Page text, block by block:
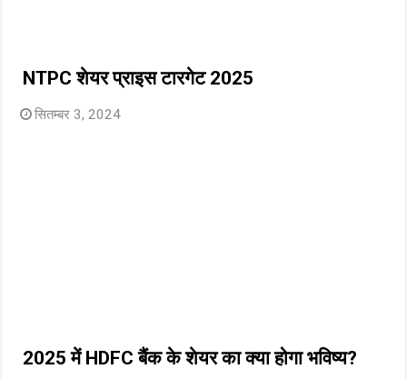
NTPC शेयर प्राइस टारगेट 2025
सितम्बर 3, 2024
2025 में HDFC बैंक के शेयर का क्या होगा भविष्य?